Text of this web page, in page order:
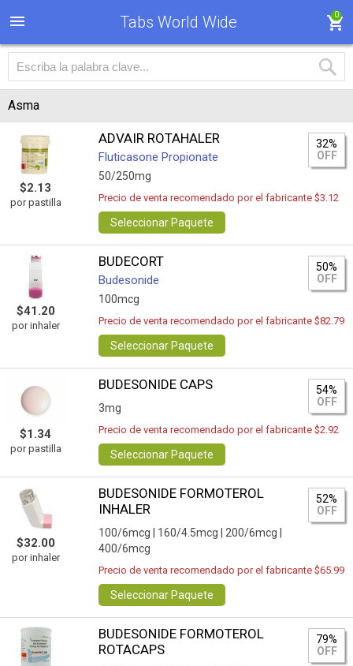
Tabs World Wide 0
Asma
$2.13
por pastilla
ADVAIR ROTAHALER
Fluticasone Propionate
50/250mg
32%
OFF
Precio de venta recomendado por el fabricante $3.12
Seleccionar Paquete
$41.20
por inhaler
BUDECORT
Budesonide
100mcg
50%
OFF
Precio de venta recomendado por el fabricante $82.79
Seleccionar Paquete
$1.34
por pastilla
BUDESONIDE CAPS
3mg
54%
OFF
Precio de venta recomendado por el fabricante $2.92
Seleccionar Paquete
$32.00
por inhaler
BUDESONIDE FORMOTEROL
INHALER
100/6mcg | 160/4.5mcg |
200/6mcg |
400/6mcg
52%
OFF
Precio de venta recomendado por el fabricante $65.99
Seleccionar Paquete
BUDESONIDE FORMOTEROL
ROTACAPS
79%
OFF